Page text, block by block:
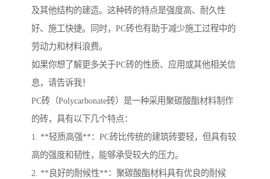
及其他结构的建造。这种砖的特点是强度高、耐久性
好、施工快捷。同时，PC砖也有助于减少施工过程中的
劳动力和材料浪费。
如果你想了解更多关于PC砖的性质、应用或其他相关信
息，请告诉我！
PC砖（Polycarbonate砖）是一种采用聚碳酸酯材料制作
的砖，具有以下几个特点：
1. **轻质高强**：PC砖比传统的建筑砖要轻，但具有较
高的强度和韧性，能够承受较大的压力。
2. **良好的耐候性**：聚碳酸酯材料具有优良的耐候